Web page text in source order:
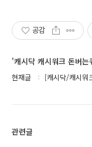
공감
'캐시닥 캐시워크 돈버는
현재글 [캐시닥/캐시워
관련글